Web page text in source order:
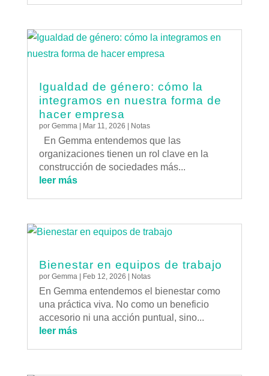
Igualdad de género: cómo la
integramos en nuestra forma de
hacer empresa
por Gemma| Mar 11, 2026 Notas
En Gemma entendemos que las
organizaciones tienen un rol clave en la
construcción de sociedades más...
leer más
Bienestar en equipos de trabajo
por Gemma| Feb 12, 2026 Notas
En Gemma entendemos el bienestar como
una práctica viva. No como un beneficio
accesorio ni una acción puntual, sino...
leer más